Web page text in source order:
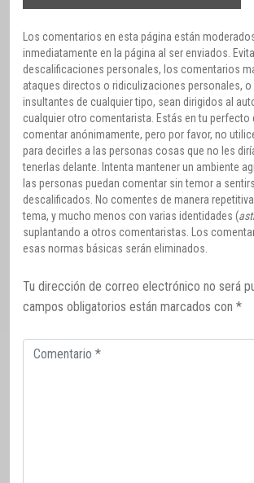
Los comentarios en esta página están
inmediatamente en la página al ser enviados.
descalificaciones personales, los comentarios
ataques directos o ridiculizaciones personales,
insultantes de cualquier tipo, sean dirigidos al
cualquier otro comentarista. Estás en tu perfecto
comentar anónimamente, pero por favor, no
para decirles a las personas cosas que no les
tenerlas delante. Intenta mantener un ambiente
las personas puedan comentar sin temor a
descalificados. No comentes de manera
tema, y mucho menos con varias identidades (
suplantando a otros comentaristas. Los
esas normas básicas serán eliminados.
Tu dirección de correo electrónico no será
campos obligatorios están marcados con *
Comentario